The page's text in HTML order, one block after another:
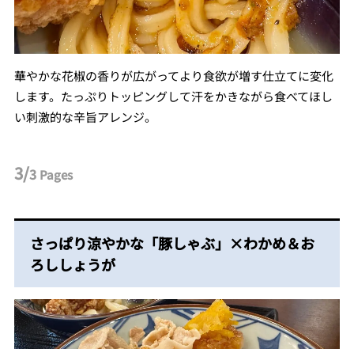
華やかな花椒の香りが広がってより食欲が増す仕立てに変化
します。たっぷりトッピングして汗をかきながら食べてほし
い刺激的な辛旨アレンジ。
3/3 Pages
さっぱり涼やかな「豚しゃぶ」×わかめ＆お
ろししょうが